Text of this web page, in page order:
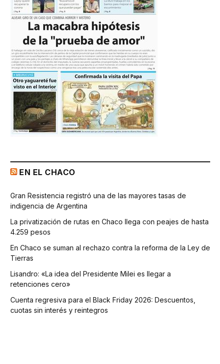
EN EL CHACO
Gran Resistencia registró una de las mayores tasas de
indigencia de Argentina
La privatización de rutas en Chaco llega con peajes de hasta
4.259 pesos
En Chaco se suman al rechazo contra la reforma de la Ley de
Tierras
Lisandro: «La idea del Presidente Milei es llegar a
retenciones cero»
Cuenta regresiva para el Black Friday 2026: Descuentos,
cuotas sin interés y reintegros